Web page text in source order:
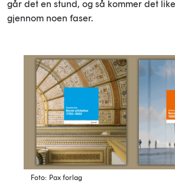
går det en stund, og så kommer det
gjennom noen faser.
Foto: Pax forlag